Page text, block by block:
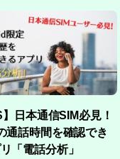
】日本通信SIM必見！
通話時間を確認でき
「電話分析」